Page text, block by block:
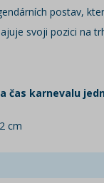
postav,
svoji pozici na
čas karnevalu
cm